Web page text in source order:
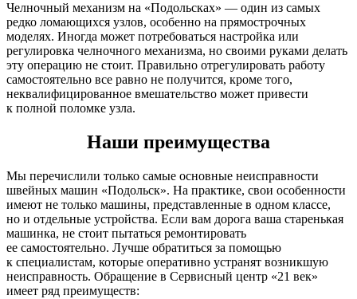
Челночный механизм на «Подольсках» — один из самых
редко ломающихся узлов, особенно на прямострочных
моделях. Иногда может потребоваться настройка или
регулировка челночного механизма, но своими руками делать
эту операцию не стоит. Правильно отрегулировать работу
самостоятельно все равно не получится, кроме того,
неквалифицированное вмешательство может привести
к полной поломке узла.
Наши преимущества
Мы перечислили только самые основные неисправности
швейных машин «Подольск». На практике, свои особенности
имеют не только машины, представленные в одном классе,
но и отдельные устройства. Если вам дорога ваша старенькая
машинка, не стоит пытаться ремонтировать
ее самостоятельно. Лучше обратиться за помощью
к специалистам, которые оперативно устранят возникшую
неисправность. Обращение в Сервисный центр «21 век»
имеет ряд преимуществ: